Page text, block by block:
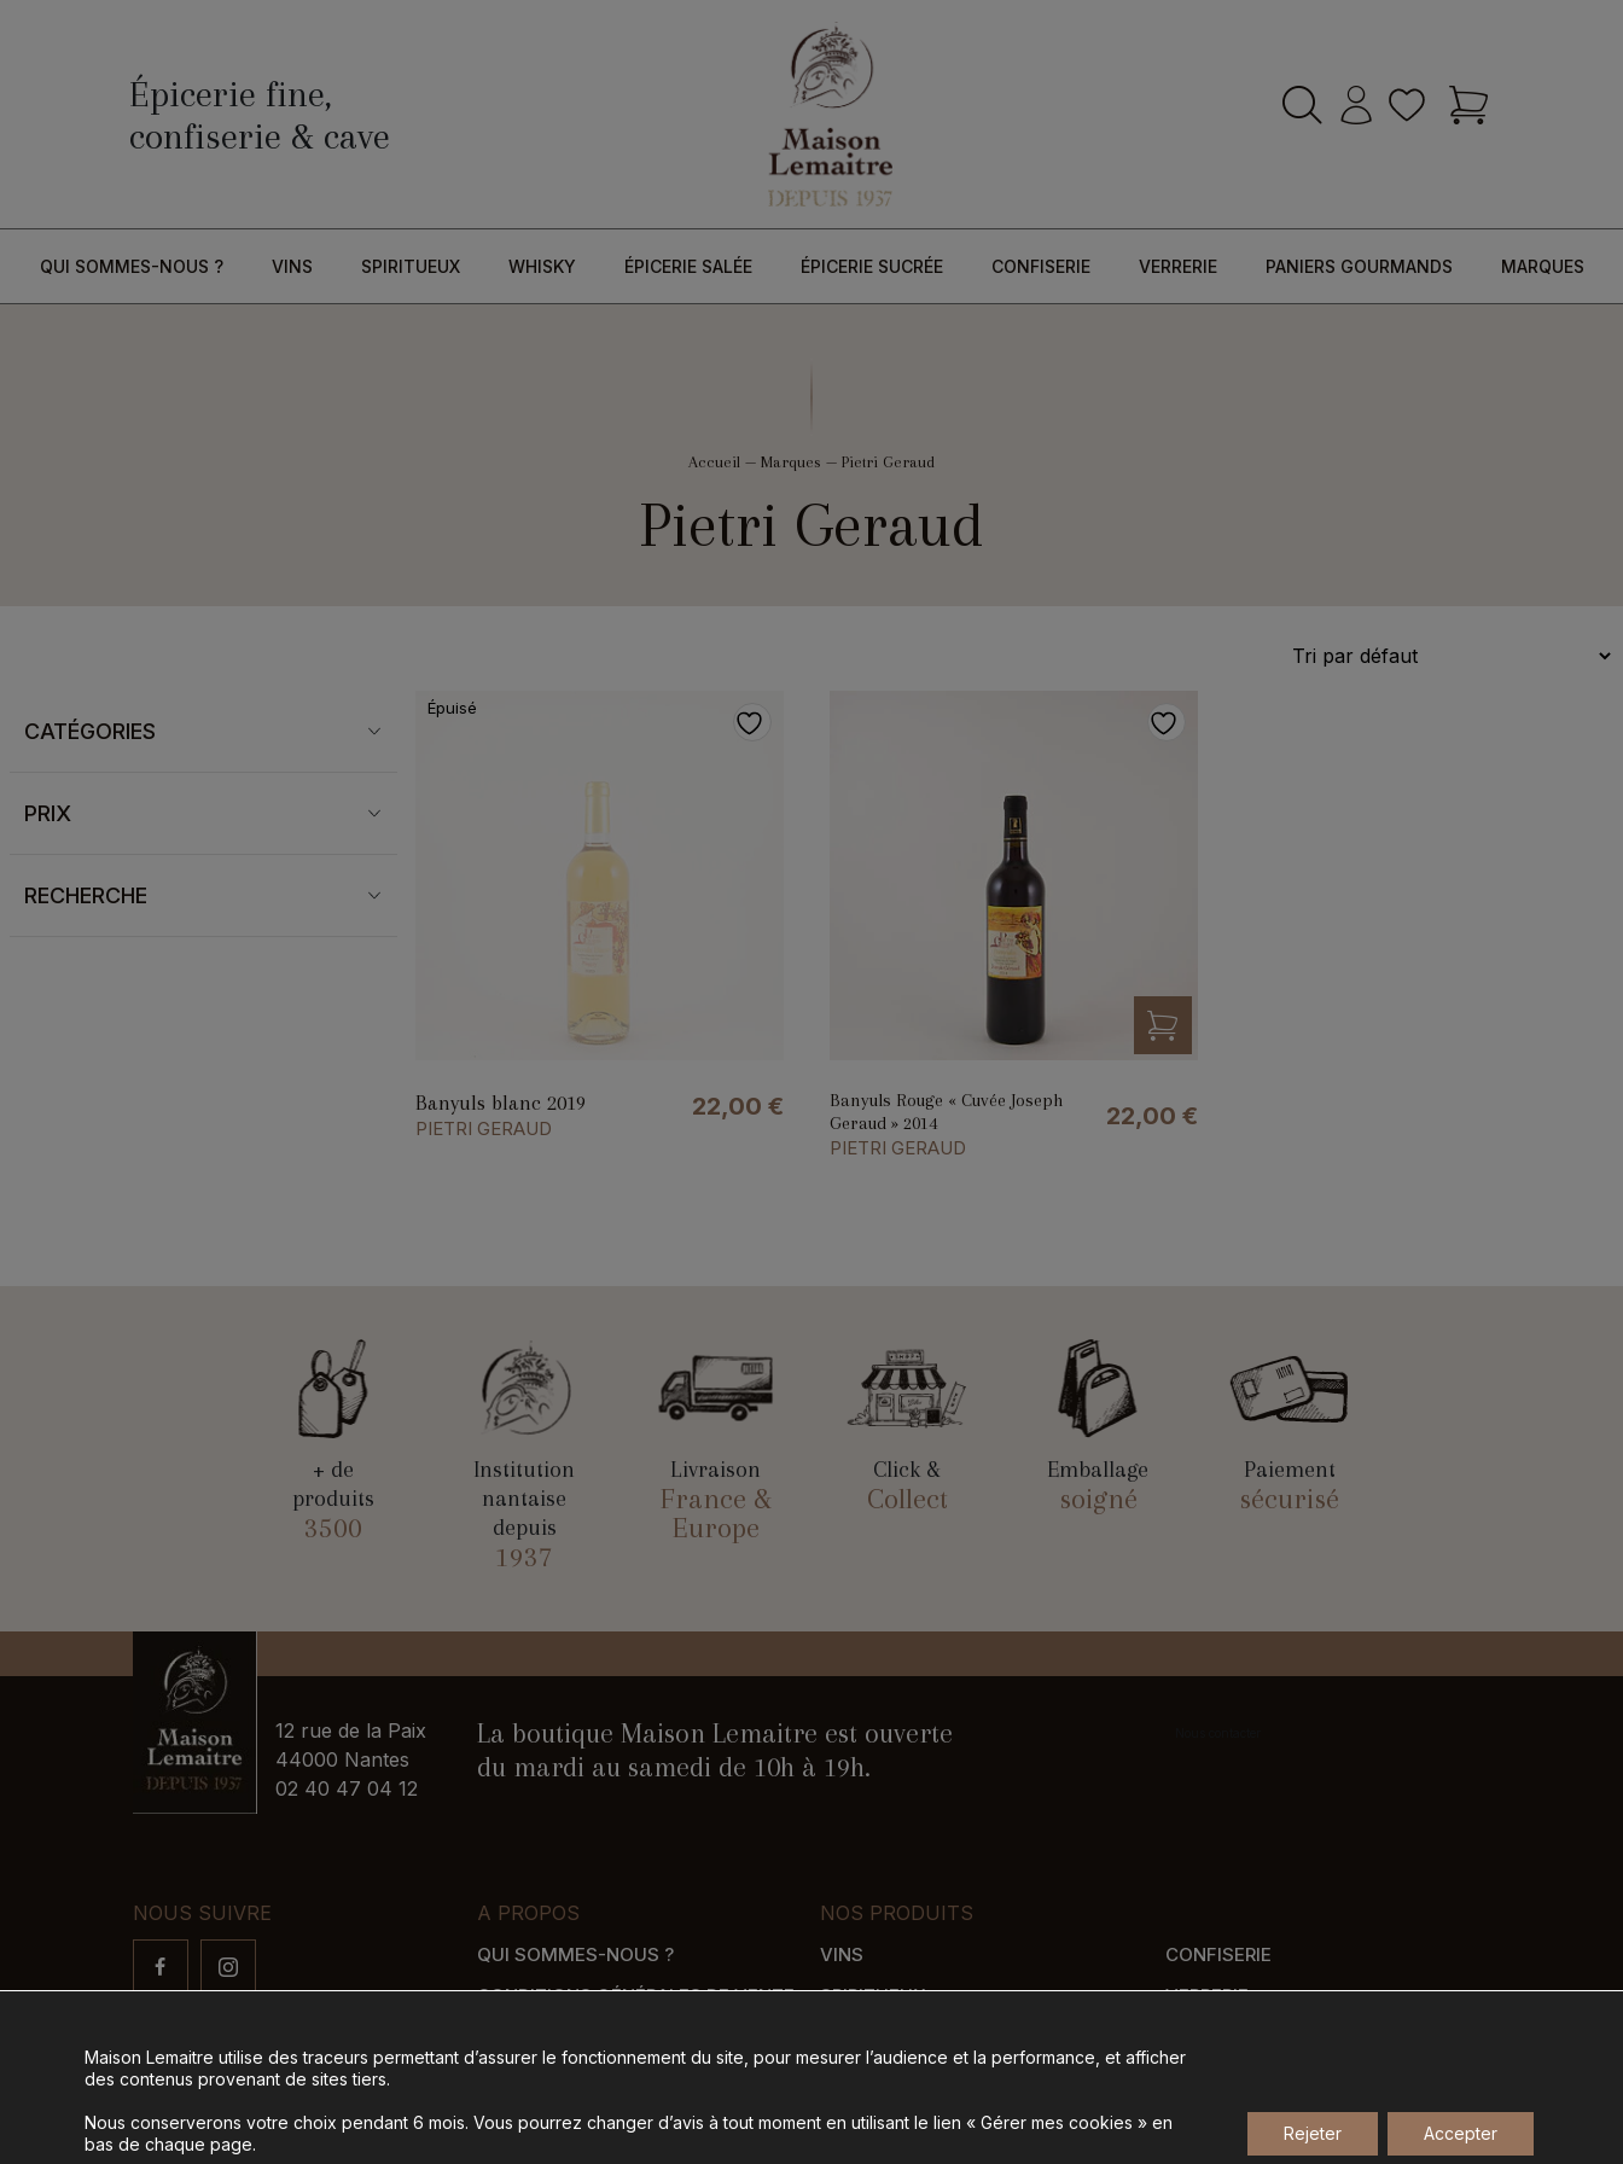
Épicerie fine,
confiserie & cave
QUI SOMMES-NOUS ? VINS SPIRITUEUX WHISKY ÉPICERIE SALÉE ÉPICERIE SUCRÉE CONFISERIE VERRERIE PANIERS GOURMANDS MARQUES
Accueil — Marques — Pietri Geraud
Pietri Geraud
CATÉGORIES
PRIX
RECHERCHE
Épuisé
Banyuls blanc 2019
PIETRI GERAUD
22,00 €
Banyuls Rouge « Cuvée Joseph
Geraud » 2014
PIETRI GERAUD
22,00 €
+ de
produits
3500
Institution
nantaise
depuis
1937
Livraison
France &
Europe
Click &
Collect
Emballage
soigné
Paiement
sécurisé
12 rue de la Paix
44000 Nantes
02 40 47 04 12
La boutique Maison Lemaitre est ouverte
du mardi au samedi de 10h à 19h.
NOUS SUIVRE A PROPOS
QUI SOMMES-NOUS ?
CONDITIONS GÉNÉRALES DE VENTE
MODES DE PAIEMENT
NOS PRODUITS
VINS
SPIRITUEUX
ÉPICERIE SUCRÉE
CONFISERIE
VERRERIE
Maison Lemaitre utilise des traceurs permettant d’assurer le fonctionnement du site, pour mesurer l’audience et la performance, et afficher
des contenus provenant de sites tiers.
Nous conserverons votre choix pendant 6 mois. Vous pourrez changer d’avis à tout moment en utilisant le lien « Gérer mes cookies » en
bas de chaque page.
Accepter
Rejeter